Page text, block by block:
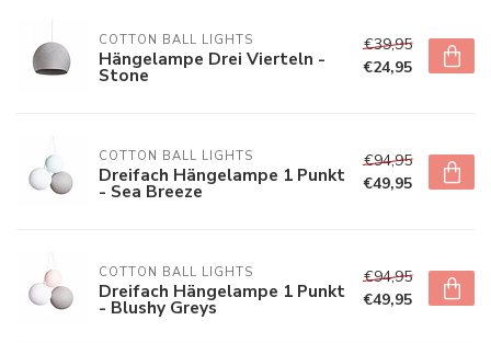
COTTON BALL LIGHTS
Hängelampe Drei Vierteln -
Stone
€39,95
€24,95
COTTON BALL LIGHTS
Dreifach Hängelampe 1 Punkt
- Sea Breeze
€94,95
€49,95
COTTON BALL LIGHTS
Dreifach Hängelampe 1 Punkt
- Blushy Greys
€94,95
€49,95